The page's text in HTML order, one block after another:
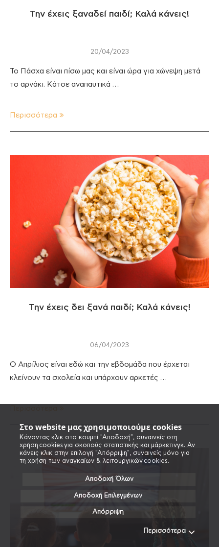
Στο website μας χρησιμοποιούμε cookies
Κάνοντας κλικ στο κουμπί "Αποδοχή", συναινείς στη
χρήση cookies για σκοπούς στατιστικής και μάρκετινγκ. Αν
κάνεις κλικ στην επιλογή "Απόρριψη", συναινείς μόνο για
τη χρήση των αναγκαίων & λειτουργικών cookies.
Αποδοχή Όλων
Αποδοχή Επιλεγμένων
Απόρριψη
Περισσότερα
Την έχεις ξαναδεί παιδί; Καλά κάνεις!
20/04/2023
Το Πάσχα είναι πίσω μας και είναι ώρα για χώνεψη μετά
το αρνάκι. Κάτσε αναπαυτικά …
Περισσότερα
Την έχεις δει ξανά παιδί; Καλά κάνεις!
06/04/2023
Ο Απρίλιος είναι εδώ και την εβδομάδα που έρχεται
κλείνουν τα σχολεία και υπάρχουν αρκετές …